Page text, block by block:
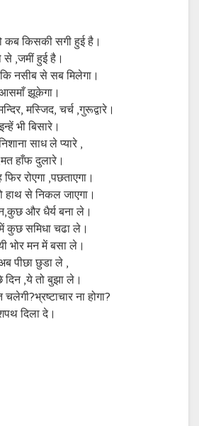
कब किसकी सगी हुई है।
से ,जमीं हुई है।
नसीब से सब मिलेगा।
झूकेगा।
मस्जिद, चर्च ,गुरूद्वारे।
भी बिसारे।
साध ले प्यारे ,
हाँफ दुलारे।
रोएगा ,पछताएगा।
हाथ से निकल जाएगा।
और धैर्य बना ले।
कुछ समिधा चढा ले।
भोर मन में बसा ले।
पीछा छुडा ले ,
,ये तो बुझा ले।
ना होगा?
दिला दे।